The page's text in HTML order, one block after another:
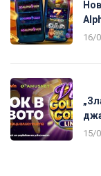
16/
15/